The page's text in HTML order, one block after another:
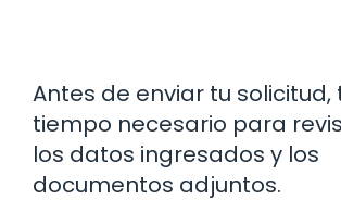
Antes de enviar tu
tiempo necesario para
los datos ingresados y los
documentos adjuntos.